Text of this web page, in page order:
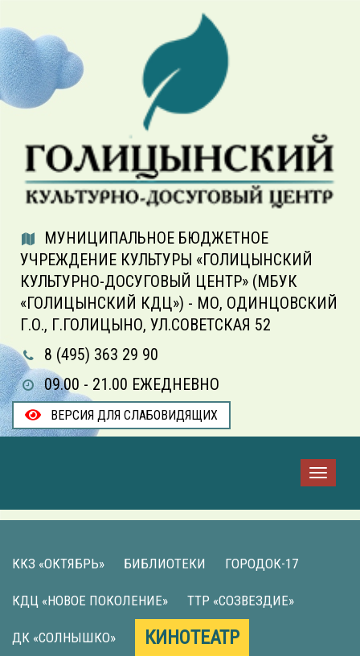
МУНИЦИПАЛЬНОЕ БЮДЖЕТНОЕ
УЧРЕЖДЕНИЕ КУЛЬТУРЫ «ГОЛИЦЫНСКИЙ
КУЛЬТУРНО-ДОСУГОВЫЙ ЦЕНТР» (МБУК
«ГОЛИЦЫНСКИЙ КДЦ») - МО, ОДИНЦОВСКИЙ
Г.О., Г.ГОЛИЦЫНО, УЛ.СОВЕТСКАЯ 52
8 (495) 363 29 90
09.00 - 21.00 ЕЖЕДНЕВНО
ВЕРСИЯ ДЛЯ СЛАБОВИДЯЩИХ
ККЗ «ОКТЯБРЬ» БИБЛИОТЕКИ ГОРОДОК-17
КДЦ «НОВОЕ ПОКОЛЕНИЕ» ТТР «СОЗВЕЗДИЕ»
ДК «СОЛНЫШКО» КИНОТЕАТР